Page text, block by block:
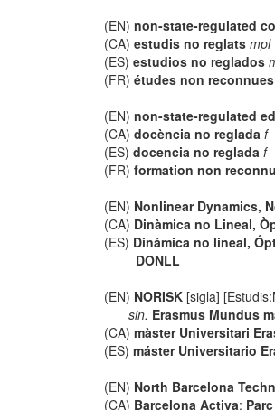
(EN)non-state-regulated
(CA)estudis no reglats mpl
(ES)estudios no reglados
(FR)études non
(EN)non-state-regulated
(CA)docència no reglada f
(ES)docencia no reglada f
(FR)formation non
(EN) Nonlinear Dynamics,
(CA) Dinàmica no Lineal,
(ES) Dinámica no lineal,
DONLL
(EN) NORISK [sigla]
sin. Erasmus Mundus
(CA)màster Universitari
(ES)máster Universitario
(EN) North Barcelona
(CA) Barcelona Activa;